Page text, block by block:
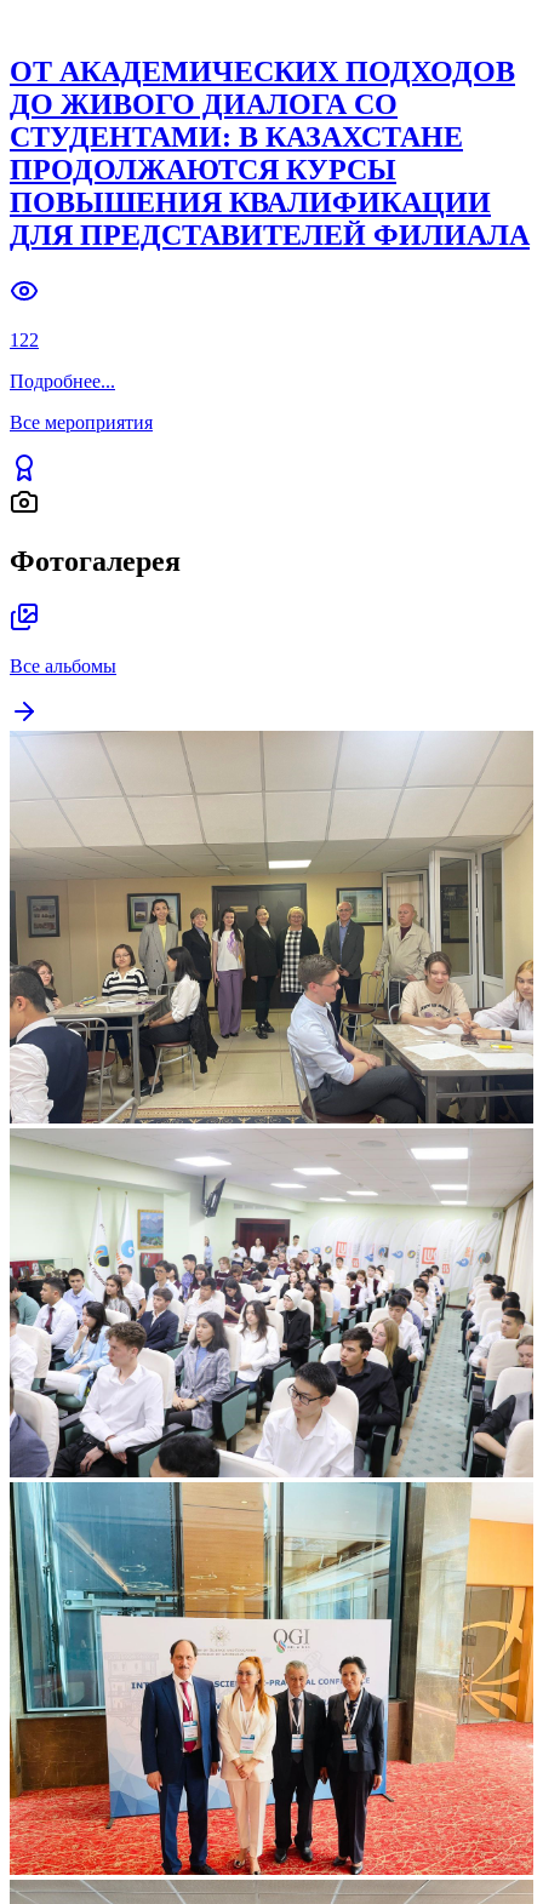
ОТ АКАДЕМИЧЕСКИХ ПОДХОДОВ
ДО ЖИВОГО ДИАЛОГА СО
СТУДЕНТАМИ: В КАЗАХСТАНЕ
ПРОДОЛЖАЮТСЯ КУРСЫ
ПОВЫШЕНИЯ КВАЛИФИКАЦИИ
ДЛЯ ПРЕДСТАВИТЕЛЕЙ ФИЛИАЛА
122
Подробнее...
Все мероприятия
Фотогалерея
Все альбомы